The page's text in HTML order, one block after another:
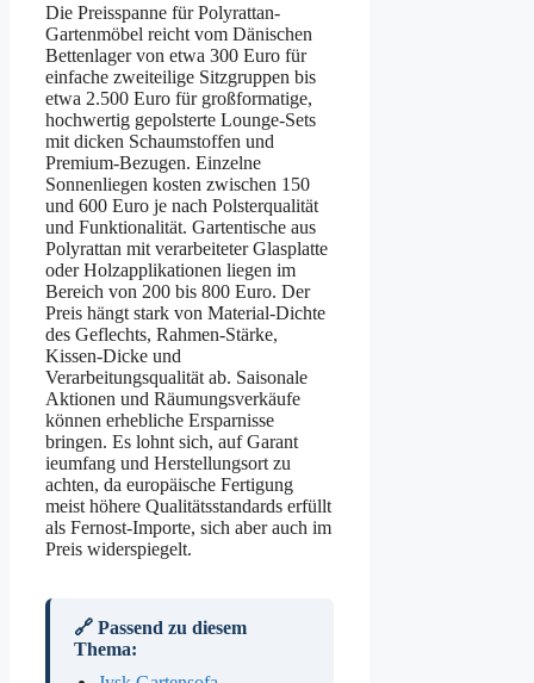
Die Preisspanne für Polyrattan-
Gartenmöbel reicht vom Dänischen
Bettenlager von etwa 300 Euro für
einfache zweiteilige Sitzgruppen bis
etwa 2.500 Euro für großformatige,
hochwertig gepolsterte Lounge-Sets
mit dicken Schaumstoffen und
Premium-Bezugen. Einzelne
Sonnenliegen kosten zwischen 150
und 600 Euro je nach Polsterqualität
und Funktionalität. Gartentische aus
Polyrattan mit verarbeiteter Glasplatte
oder Holzapplikationen liegen im
Bereich von 200 bis 800 Euro. Der
Preis hängt stark von Material-Dichte
des Geflechts, Rahmen-Stärke,
Kissen-Dicke und
Verarbeitungsqualität ab. Saisonale
Aktionen und Räumungsverkäufe
können erhebliche Ersparnisse
bringen. Es lohnt sich, auf Garant
ieumfang und Herstellungsort zu
achten, da europäische Fertigung
meist höhere Qualitätsstandards erfüllt
als Fernost-Importe, sich aber auch im
Preis widerspiegelt.
🔗 Passend zu diesem
Thema: